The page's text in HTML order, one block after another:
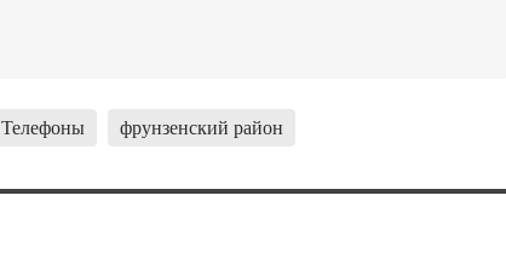
Телефоны фрунзенский район